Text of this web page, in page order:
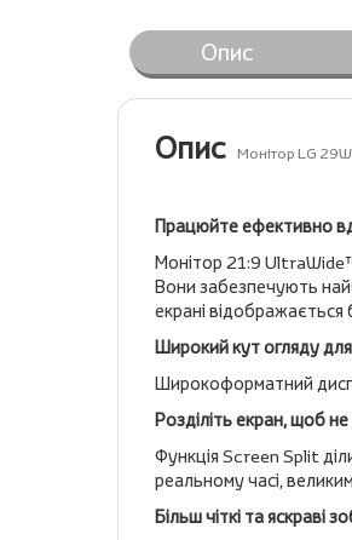
Опис
Опис Монітор LG
Працюйте ефективно
Монітор 21:9
Вони забезпечують
екрані відображається
Широкий кут огляду
Широкоформатний
Розділіть екран, щоб
Функція Screen Split
реальному часі,
Більш чіткі та яскраві